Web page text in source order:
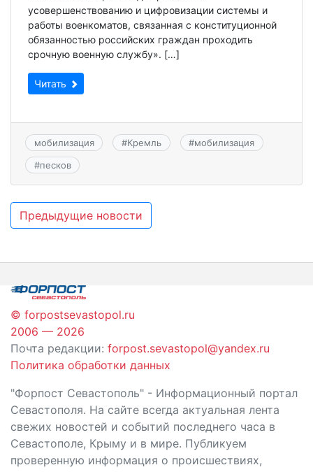
усовершенствованию и цифровизации системы и
работы военкоматов, связанная с конституционной
обязанностью российских граждан проходить
срочную военную службу». […]
Читать
мобилизация #Кремль #мобилизация
#песков
Навигация
записям
Предыдущие новости
© forpostsevastopol.ru
2006 — 2026
Почта редакции: forpost.sevastopol@yandex.ru
Политика обработки данных
"Форпост Севастополь" - Информационный портал
Севастополя. На сайте всегда актуальная лента
свежих новостей и событий последнего часа в
Севастополе, Крыму и в мире. Публикуем
проверенную информация о происшествиях,